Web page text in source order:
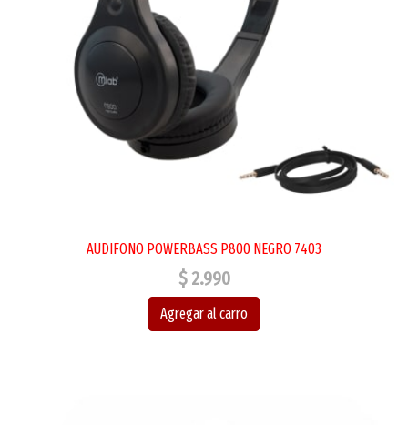
AUDIFONO POWERBASS P800 NEGRO 7403
$ 2.990
Agregar al carro